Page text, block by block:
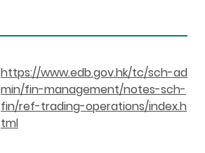
https://www.edb.gov.hk/tc/sch-ad
min/fin-management/notes-sch-
fin/ref-trading-operations/index.h
tml